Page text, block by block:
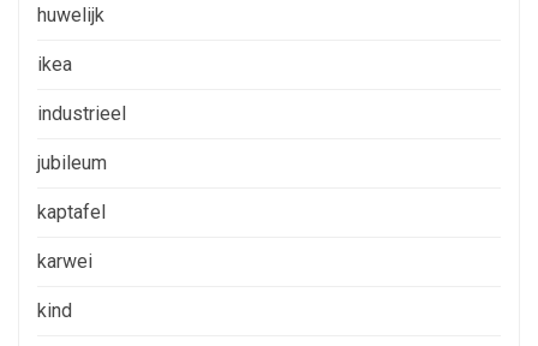
huwelijk
ikea
industrieel
jubileum
kaptafel
karwei
kind